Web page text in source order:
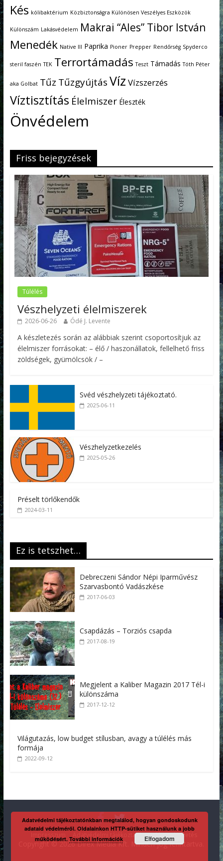
Kés kólibaktérium Közbiztonságra Különösen Veszélyes Eszközök
Különszám Lakásvédelem Makrai “Ales” Tibor István
Menedék Native III Paprika Pioner Prepper Rendőrség Spyderco
steril faszén TEK Terrortámadás Teszt Támadás Tóth Péter
aka Golbat Tűz TűzgyújtásVíz Vízszerzés
Víztisztítás Élelmiszer Éleszték
Önvédelem
Friss bejegyzések
Túlélés
Vészhelyzeti élelmiszerek
2026-06-26 Ódé J. Levente
A készletezés során az alábbiak szerint csoportosítjuk az
élelmiszer forrásokat: – élő / haszonállatok, fellelhető friss
zöldségek, gyümölcsök / –
Svéd vészhelyzeti tájékoztató.
2025-06-11
Vészhelyzetkezelés
2025-05-26
Préselt törlőkendők
2024-03-11
Ez is tetszhet…
Debreczeni Sándor Népi Iparművész
Szarvasbontó Vadászkése
2017-06-03
Csapdázás – Torziós csapda
2017-08-19
Megjelent a Kaliber Magazin 2017 Tél-i
különszáma
2017-12-12
Világutazás, low budget stílusban, avagy a túlélés más
formája
2022-09-12
Adatvédelmi tájékoztató Kaliber előfizetés
Copyright © 2026 Direx Média Kft. Minden jog fenntartva.
Adatvédelmi tájékoztatónkban megtalálod, hogyan gondoskodunk
adataid védelméről. Oldalainkon HTTP-sütiket használunk a jobb
működésért.További információk Elfogadom